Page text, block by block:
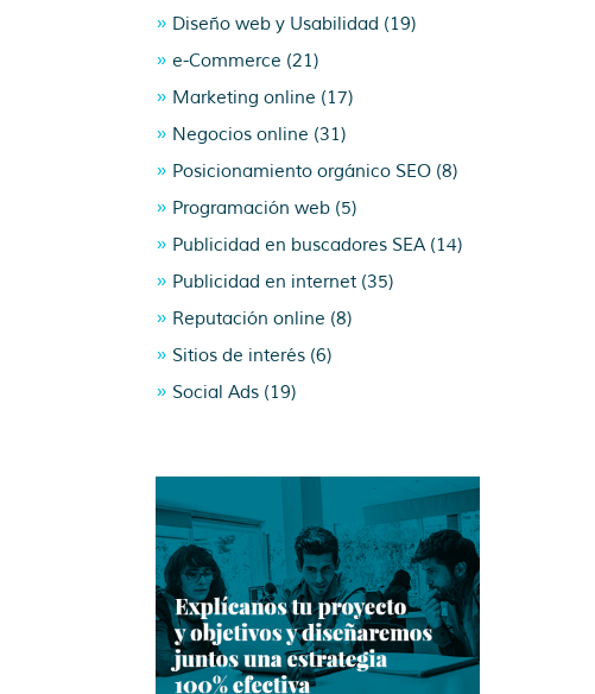
Diseño web y Usabilidad (19)
e-Commerce (21)
Marketing online (17)
Negocios online (31)
Posicionamiento orgánico SEO (8)
Programación web (5)
Publicidad en buscadores SEA(14)
Publicidad en internet (35)
Reputación online (8)
Sitios de interés (6)
Social Ads (19)